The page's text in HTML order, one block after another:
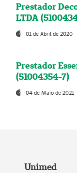
Prestador
LTDA
01 de Abril de 2020
Prestador
(51004354-7)
04 de Maio de 2021
Unimed